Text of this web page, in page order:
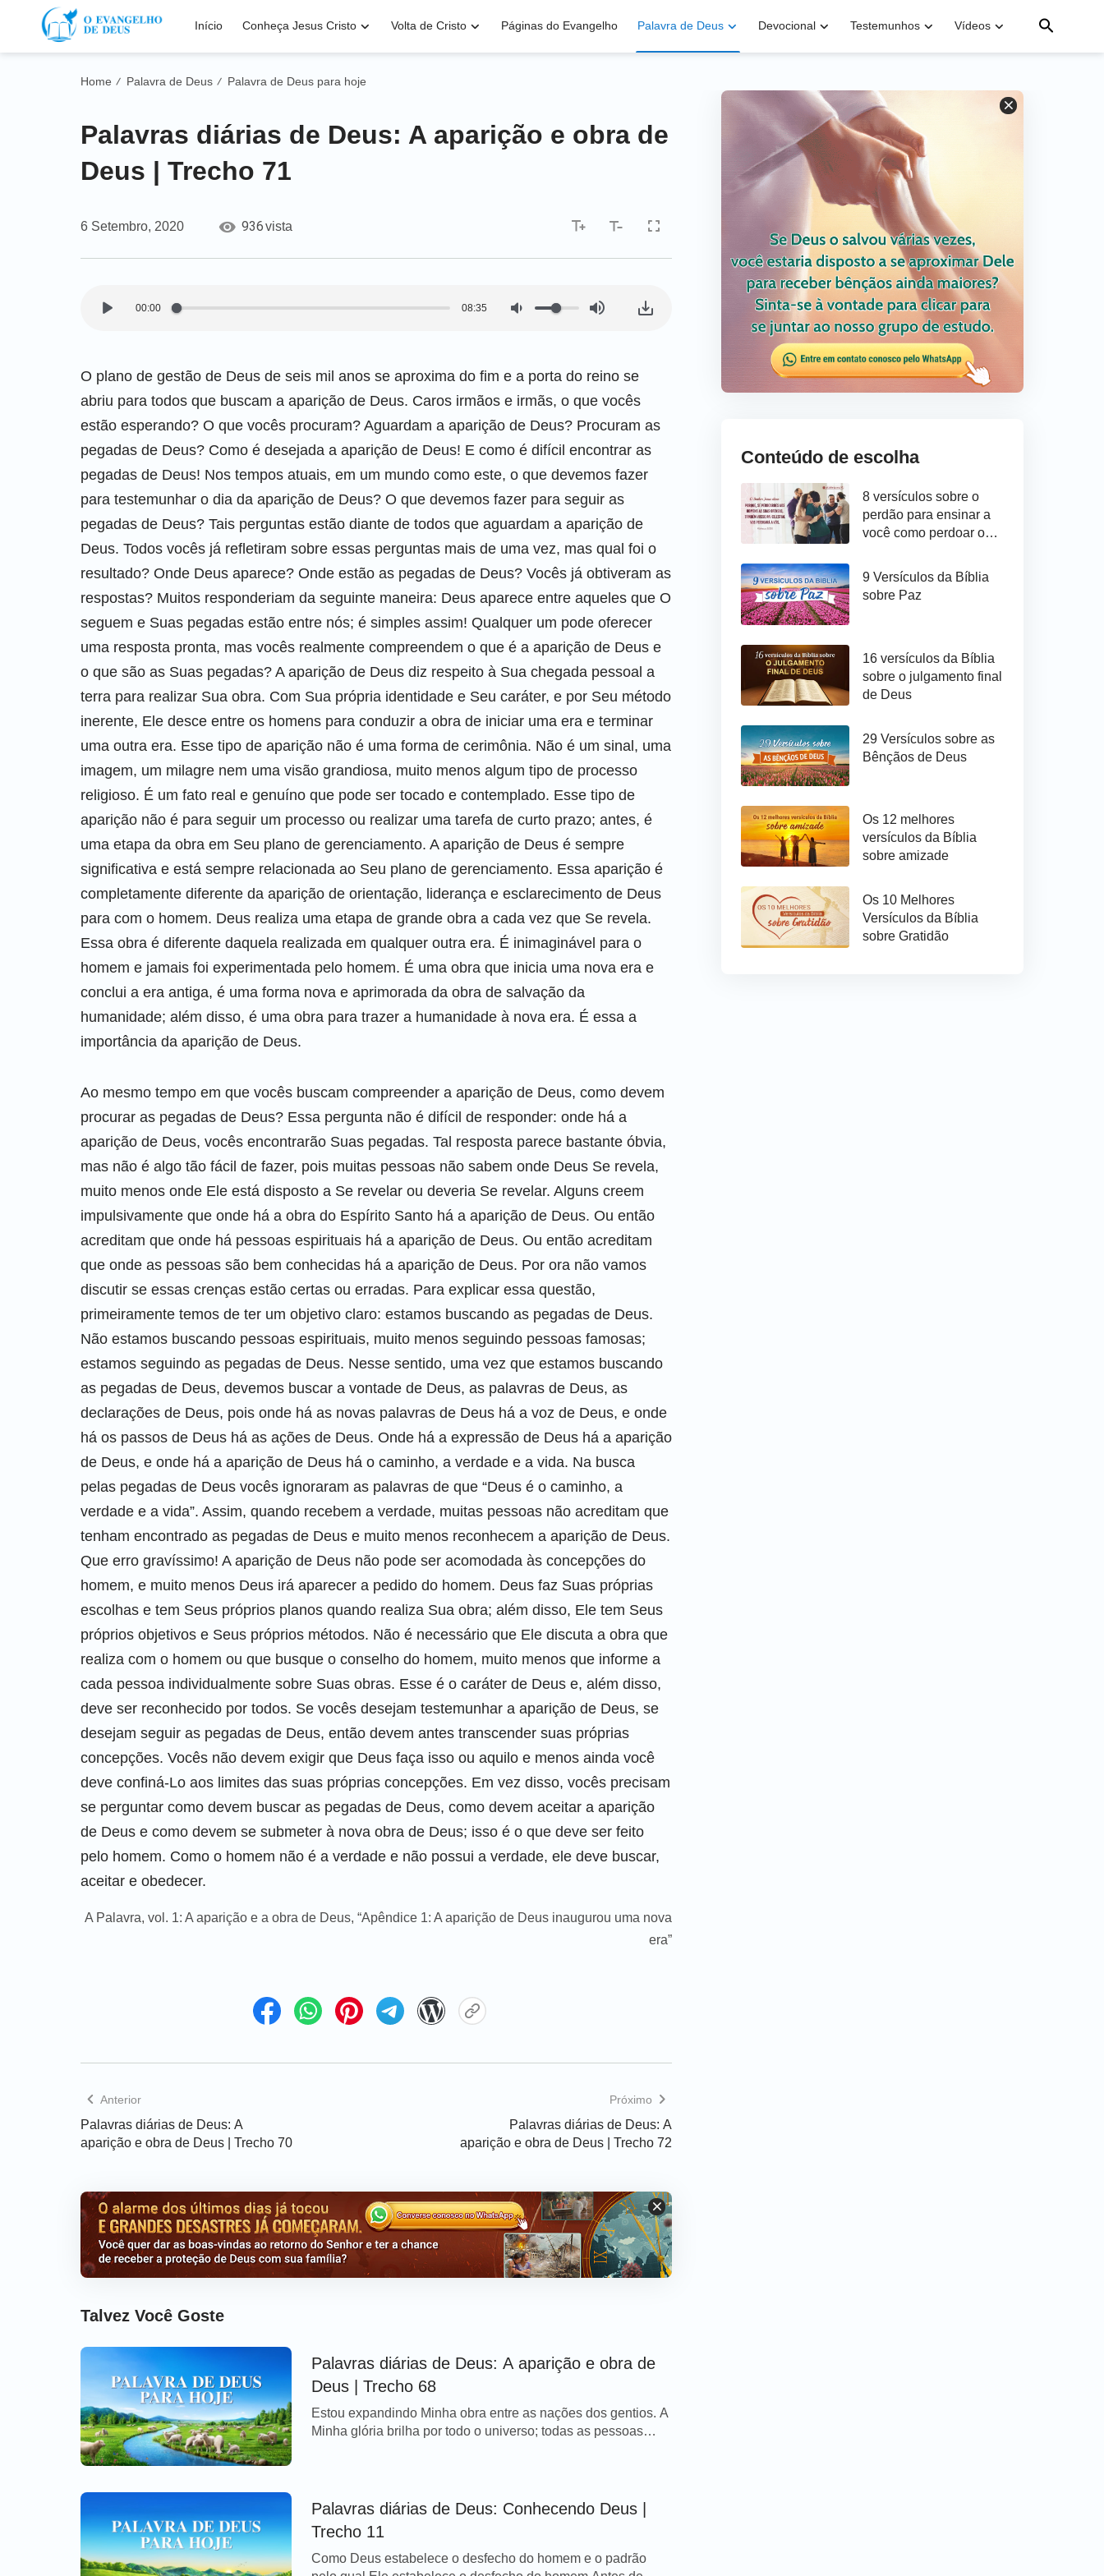
Início Conheça Jesus Cristo Volta de Cristo Páginas do Evangelho Palavra de Deus Devocional Testemunhos Vídeos
Home / Palavra de Deus / Palavra de Deus para hoje
Palavras diárias de Deus: A aparição e obra de
Deus | Trecho 71
6 Setembro, 2020 936vista
00:00 08:35
O plano de gestão de Deus de seis mil anos se aproxima do fim e a porta do reino se
abriu para todos que buscam a aparição de Deus. Caros irmãos e irmãs, o que vocês
estão esperando? O que vocês procuram? Aguardam a aparição de Deus? Procuram as
pegadas de Deus? Como é desejada a aparição de Deus! E como é difícil encontrar as
pegadas de Deus! Nos tempos atuais, em um mundo como este, o que devemos fazer
para testemunhar o dia da aparição de Deus? O que devemos fazer para seguir as
pegadas de Deus? Tais perguntas estão diante de todos que aguardam a aparição de
Deus. Todos vocês já refletiram sobre essas perguntas mais de uma vez, mas qual foi o
resultado? Onde Deus aparece? Onde estão as pegadas de Deus? Vocês já obtiveram as
respostas? Muitos responderiam da seguinte maneira: Deus aparece entre aqueles que O
seguem e Suas pegadas estão entre nós; é simples assim! Qualquer um pode oferecer
uma resposta pronta, mas vocês realmente compreendem o que é a aparição de Deus e
o que são as Suas pegadas? A aparição de Deus diz respeito à Sua chegada pessoal a
terra para realizar Sua obra. Com Sua própria identidade e Seu caráter, e por Seu método
inerente, Ele desce entre os homens para conduzir a obra de iniciar uma era e terminar
uma outra era. Esse tipo de aparição não é uma forma de cerimônia. Não é um sinal, uma
imagem, um milagre nem uma visão grandiosa, muito menos algum tipo de processo
religioso. É um fato real e genuíno que pode ser tocado e contemplado. Esse tipo de
aparição não é para seguir um processo ou realizar uma tarefa de curto prazo; antes, é
uma etapa da obra em Seu plano de gerenciamento. A aparição de Deus é sempre
significativa e está sempre relacionada ao Seu plano de gerenciamento. Essa aparição é
completamente diferente da aparição de orientação, liderança e esclarecimento de Deus
para com o homem. Deus realiza uma etapa de grande obra a cada vez que Se revela.
Essa obra é diferente daquela realizada em qualquer outra era. É inimaginável para o
homem e jamais foi experimentada pelo homem. É uma obra que inicia uma nova era e
conclui a era antiga, é uma forma nova e aprimorada da obra de salvação da
humanidade; além disso, é uma obra para trazer a humanidade à nova era. É essa a
importância da aparição de Deus.
Ao mesmo tempo em que vocês buscam compreender a aparição de Deus, como devem
procurar as pegadas de Deus? Essa pergunta não é difícil de responder: onde há a
aparição de Deus, vocês encontrarão Suas pegadas. Tal resposta parece bastante óbvia,
mas não é algo tão fácil de fazer, pois muitas pessoas não sabem onde Deus Se revela,
muito menos onde Ele está disposto a Se revelar ou deveria Se revelar. Alguns creem
impulsivamente que onde há a obra do Espírito Santo há a aparição de Deus. Ou então
acreditam que onde há pessoas espirituais há a aparição de Deus. Ou então acreditam
que onde as pessoas são bem conhecidas há a aparição de Deus. Por ora não vamos
discutir se essas crenças estão certas ou erradas. Para explicar essa questão,
primeiramente temos de ter um objetivo claro: estamos buscando as pegadas de Deus.
Não estamos buscando pessoas espirituais, muito menos seguindo pessoas famosas;
estamos seguindo as pegadas de Deus. Nesse sentido, uma vez que estamos buscando
as pegadas de Deus, devemos buscar a vontade de Deus, as palavras de Deus, as
declarações de Deus, pois onde há as novas palavras de Deus há a voz de Deus, e onde
há os passos de Deus há as ações de Deus. Onde há a expressão de Deus há a aparição
de Deus, e onde há a aparição de Deus há o caminho, a verdade e a vida. Na busca
pelas pegadas de Deus vocês ignoraram as palavras de que “Deus é o caminho, a
verdade e a vida”. Assim, quando recebem a verdade, muitas pessoas não acreditam que
tenham encontrado as pegadas de Deus e muito menos reconhecem a aparição de Deus.
Que erro gravíssimo! A aparição de Deus não pode ser acomodada às concepções do
homem, e muito menos Deus irá aparecer a pedido do homem. Deus faz Suas próprias
escolhas e tem Seus próprios planos quando realiza Sua obra; além disso, Ele tem Seus
próprios objetivos e Seus próprios métodos. Não é necessário que Ele discuta a obra que
realiza com o homem ou que busque o conselho do homem, muito menos que informe a
cada pessoa individualmente sobre Suas obras. Esse é o caráter de Deus e, além disso,
deve ser reconhecido por todos. Se vocês desejam testemunhar a aparição de Deus, se
desejam seguir as pegadas de Deus, então devem antes transcender suas próprias
concepções. Vocês não devem exigir que Deus faça isso ou aquilo e menos ainda você
deve confiná-Lo aos limites das suas próprias concepções. Em vez disso, vocês precisam
se perguntar como devem buscar as pegadas de Deus, como devem aceitar a aparição
de Deus e como devem se submeter à nova obra de Deus; isso é o que deve ser feito
pelo homem. Como o homem não é a verdade e não possui a verdade, ele deve buscar,
aceitar e obedecer.
A Palavra, vol. 1: A aparição e a obra de Deus, “Apêndice 1: A aparição de Deus inaugurou uma nova
era”
Anterior
Palavras diárias de Deus: A
aparição e obra de Deus | Trecho 70
Próximo
Palavras diárias de Deus: A
aparição e obra de Deus | Trecho 72
Talvez Você Goste
Palavras diárias de Deus: A aparição e obra de
Deus | Trecho 68
Estou expandindo Minha obra entre as nações dos gentios. A
Minha glória brilha por todo o universo; todas as pessoas
numa nova era, levando todos os homens para […]
Palavras diárias de Deus: Conhecendo Deus |
Trecho 11
Como Deus estabelece o desfecho do homem e o padrão
Conteúdo de escolha
8 versículos sobre o
perdão para ensinar a
você como perdoar os
9 Versículos da Bíblia
sobre Paz
16 versículos da Bíblia
sobre o julgamento final
de Deus
29 Versículos sobre as
Bênçãos de Deus
Os 12 melhores
versículos da Bíblia
sobre amizade
Os 10 Melhores
Versículos da Bíblia
sobre Gratidão